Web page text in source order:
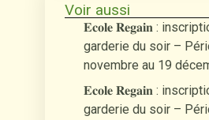
Voir aussi
𝐄𝐜𝐨𝐥𝐞 𝐑𝐞𝐠𝐚𝐢𝐧 :
garderie du soir –
novembre au 19
𝐄𝐜𝐨𝐥𝐞 𝐑𝐞𝐠𝐚𝐢𝐧 :
garderie du soir –